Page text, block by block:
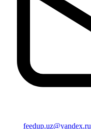
feedup.uz@yandex.ru